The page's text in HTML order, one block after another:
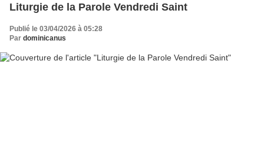
Liturgie de la Parole Vendredi Saint
Publié le 03/04/2026 à 05:28
Par dominicanus